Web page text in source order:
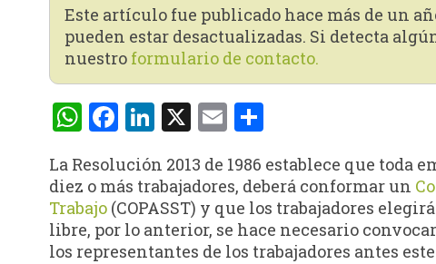
Este artículo fue publicado hace más de un
pueden estar desactualizadas. Si detecta
nuestro formulario de contacto.
WhatsApp
Facebook
LinkedIn
X EmailCompartir
La Resolución 2013 de 1986 establece que toda
diez o más trabajadores, deberá conformar un
Trabajo(COPASST) y que los trabajadores
libre, por lo anterior, se hace necesario
los representantes de los trabajadores antes